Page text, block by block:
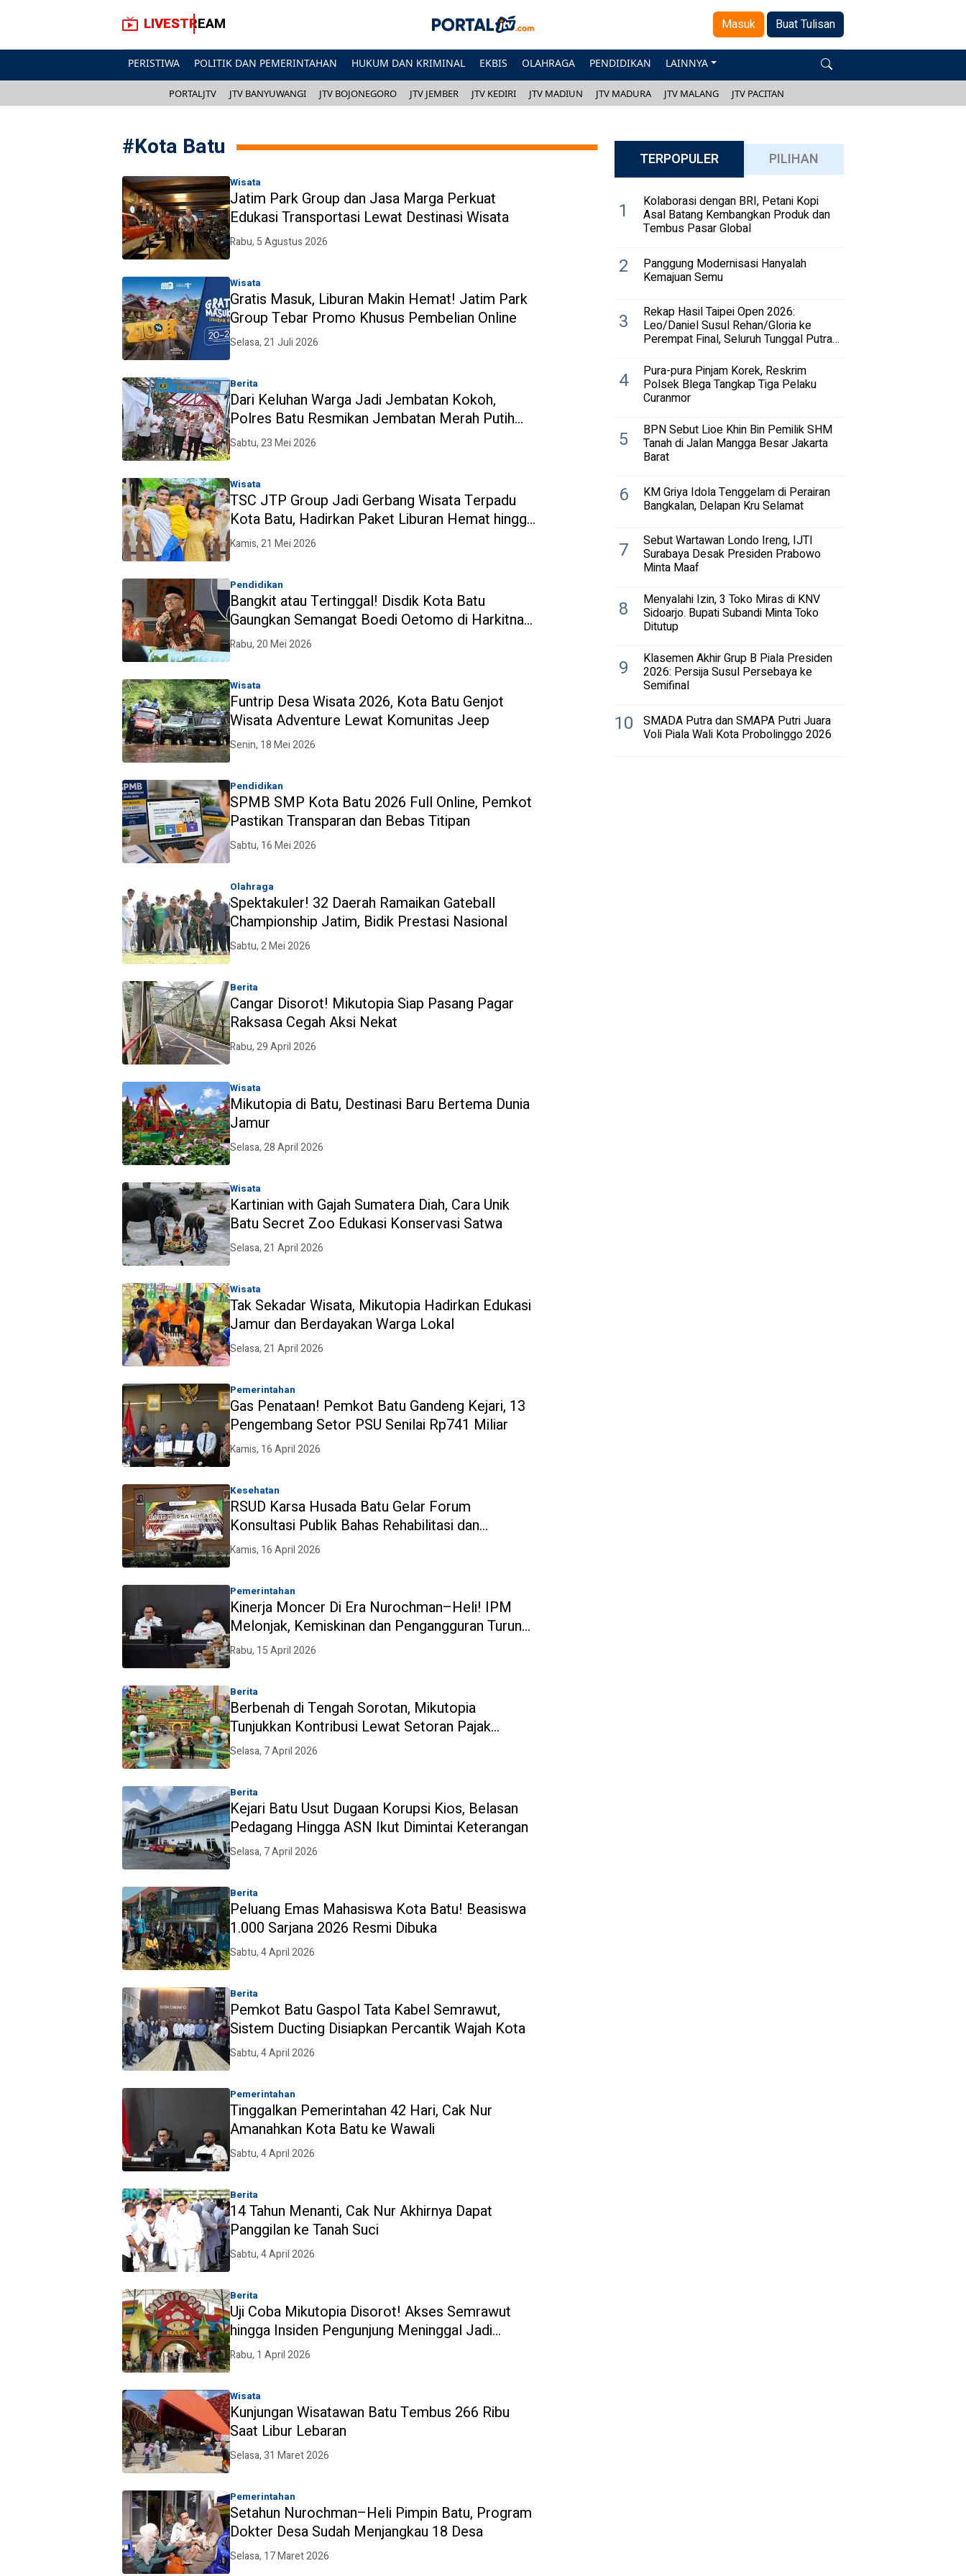
LIVESTREAM Masuk Buat Tulisan
PERISTIWA POLITIK DAN PEMERINTAHAN HUKUM DAN KRIMINAL EKBIS OLAHRAGA PENDIDIKAN LAINNYA
PORTALJTV JTV BANYUWANGI JTV BOJONEGORO JTV JEMBER JTV KEDIRI JTV MADIUN JTV MADURA JTV MALANG JTV PACITAN
#Kota Batu
Wisata
Jatim Park Group dan Jasa Marga Perkuat
Edukasi Transportasi Lewat Destinasi Wisata
Rabu, 5 Agustus 2026
Wisata
Gratis Masuk, Liburan Makin Hemat! Jatim Park
Group Tebar Promo Khusus Pembelian Online
Selasa, 21 Juli 2026
Berita
Dari Keluhan Warga Jadi Jembatan Kokoh,
Polres Batu Resmikan Jembatan Merah Putih
Presisi
Sabtu, 23 Mei 2026
Wisata
TSC JTP Group Jadi Gerbang Wisata Terpadu
Kota Batu, Hadirkan Paket Liburan Hemat hingga
Internasional
Kamis, 21 Mei 2026
Pendidikan
Bangkit atau Tertinggal! Disdik Kota Batu
Gaungkan Semangat Boedi Oetomo di Harkitnas
2026
Rabu, 20 Mei 2026
Wisata
Funtrip Desa Wisata 2026, Kota Batu Genjot
Wisata Adventure Lewat Komunitas Jeep
Senin, 18 Mei 2026
Pendidikan
SPMB SMP Kota Batu 2026 Full Online, Pemkot
Pastikan Transparan dan Bebas Titipan
Sabtu, 16 Mei 2026
Olahraga
Spektakuler! 32 Daerah Ramaikan Gateball
Championship Jatim, Bidik Prestasi Nasional
Sabtu, 2 Mei 2026
Berita
Cangar Disorot! Mikutopia Siap Pasang Pagar
Raksasa Cegah Aksi Nekat
Rabu, 29 April 2026
Wisata
Mikutopia di Batu, Destinasi Baru Bertema Dunia
Jamur
Selasa, 28 April 2026
Wisata
Kartinian with Gajah Sumatera Diah, Cara Unik
Batu Secret Zoo Edukasi Konservasi Satwa
Selasa, 21 April 2026
Wisata
Tak Sekadar Wisata, Mikutopia Hadirkan Edukasi
Jamur dan Berdayakan Warga Lokal
Selasa, 21 April 2026
Pemerintahan
Gas Penataan! Pemkot Batu Gandeng Kejari, 13
Pengembang Setor PSU Senilai Rp741 Miliar
Kamis, 16 April 2026
Kesehatan
RSUD Karsa Husada Batu Gelar Forum
Konsultasi Publik Bahas Rehabilitasi dan
Vaksinasi
Kamis, 16 April 2026
Pemerintahan
Kinerja Moncer Di Era Nurochman–Heli! IPM
Melonjak, Kemiskinan dan Pengangguran Turun
Serentak
Rabu, 15 April 2026
Berita
Berbenah di Tengah Sorotan, Mikutopia
Tunjukkan Kontribusi Lewat Setoran Pajak
Ratusan Juta
Selasa, 7 April 2026
Berita
Kejari Batu Usut Dugaan Korupsi Kios, Belasan
Pedagang Hingga ASN Ikut Dimintai Keterangan
Selasa, 7 April 2026
Berita
Peluang Emas Mahasiswa Kota Batu! Beasiswa
1.000 Sarjana 2026 Resmi Dibuka
Sabtu, 4 April 2026
Berita
Pemkot Batu Gaspol Tata Kabel Semrawut,
Sistem Ducting Disiapkan Percantik Wajah Kota
Sabtu, 4 April 2026
Pemerintahan
Tinggalkan Pemerintahan 42 Hari, Cak Nur
Amanahkan Kota Batu ke Wawali
Sabtu, 4 April 2026
Berita
14 Tahun Menanti, Cak Nur Akhirnya Dapat
Panggilan ke Tanah Suci
Sabtu, 4 April 2026
Berita
Uji Coba Mikutopia Disorot! Akses Semrawut
hingga Insiden Pengunjung Meninggal Jadi
Evaluasi Serius.
Rabu, 1 April 2026
Wisata
Kunjungan Wisatawan Batu Tembus 266 Ribu
Saat Libur Lebaran
Selasa, 31 Maret 2026
Pemerintahan
Setahun Nurochman–Heli Pimpin Batu, Program
Dokter Desa Sudah Menjangkau 18 Desa
Selasa, 17 Maret 2026
TERPOPULER PILIHAN
1 Kolaborasi dengan BRI, Petani Kopi
Asal Batang Kembangkan Produk dan
Tembus Pasar Global
2 Panggung Modernisasi Hanyalah
Kemajuan Semu
3 Rekap Hasil Taipei Open 2026:
Leo/Daniel Susul Rehan/Gloria ke
Perempat Final, Seluruh Tunggal Putra
4 Pura-pura Pinjam Korek, Reskrim
Polsek Blega Tangkap Tiga Pelaku
Curanmor
5 BPN Sebut Lioe Khin Bin Pemilik SHM
Tanah di Jalan Mangga Besar Jakarta
Barat
6 KM Griya Idola Tenggelam di Perairan
Bangkalan, Delapan Kru Selamat
7 Sebut Wartawan Londo Ireng, IJTI
Surabaya Desak Presiden Prabowo
Minta Maaf
8 Menyalahi Izin, 3 Toko Miras di KNV
Sidoarjo. Bupati Subandi Minta Toko
Ditutup
9 Klasemen Akhir Grup B Piala Presiden
2026: Persija Susul Persebaya ke
Semifinal
10 SMADA Putra dan SMAPA Putri Juara
Voli Piala Wali Kota Probolinggo 2026